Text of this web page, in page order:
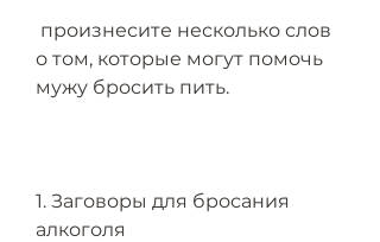
о том, которые могут помочь
мужу бросить пить.
1. Заговоры для бросания
алкоголя